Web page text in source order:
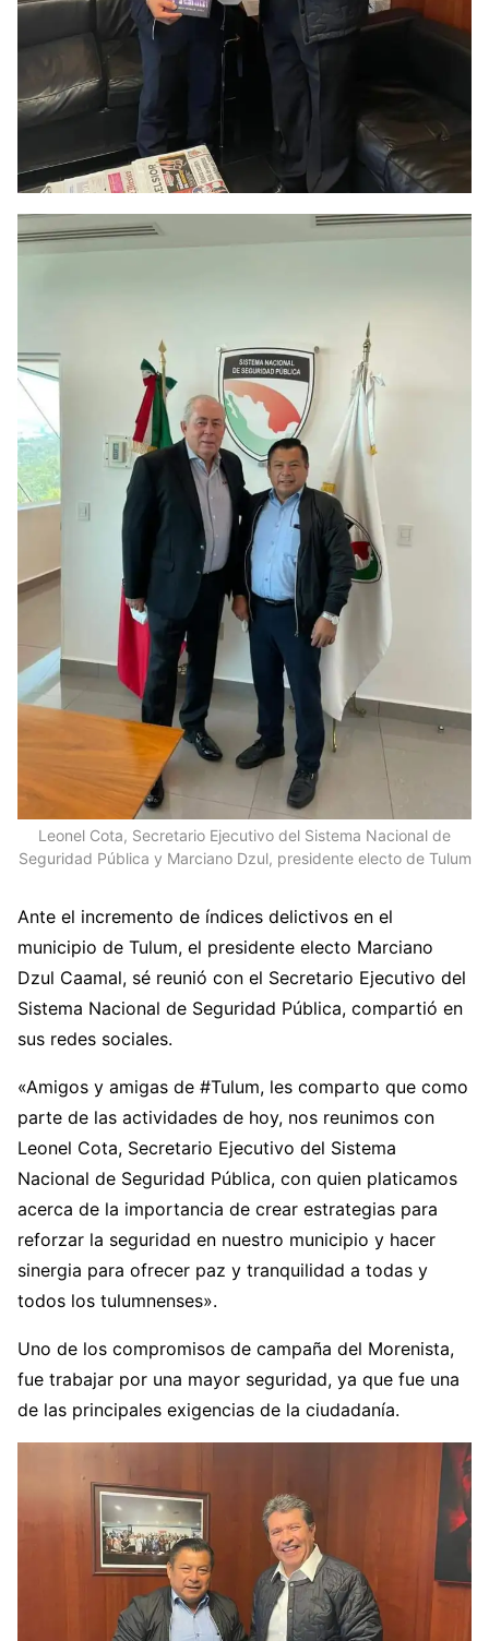
Leonel Cota, Secretario Ejecutivo del Sistema Nacional de
Seguridad Pública y Marciano Dzul, presidente electo de Tulum
Ante el incremento de índices delictivos en el
municipio de Tulum, el presidente electo Marciano
Dzul Caamal, sé reunió con el Secretario Ejecutivo del
Sistema Nacional de Seguridad Pública, compartió en
sus redes sociales.
«Amigos y amigas de #Tulum, les comparto que como
parte de las actividades de hoy, nos reunimos con
Leonel Cota, Secretario Ejecutivo del Sistema
Nacional de Seguridad Pública, con quien platicamos
acerca de la importancia de crear estrategias para
reforzar la seguridad en nuestro municipio y hacer
sinergia para ofrecer paz y tranquilidad a todas y
todos los tulumnenses».
Uno de los compromisos de campaña del Morenista,
fue trabajar por una mayor seguridad, ya que fue una
de las principales exigencias de la ciudadanía.